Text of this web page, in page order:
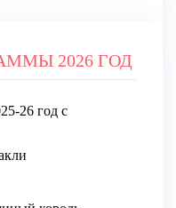
2026 ГОД
26 год с